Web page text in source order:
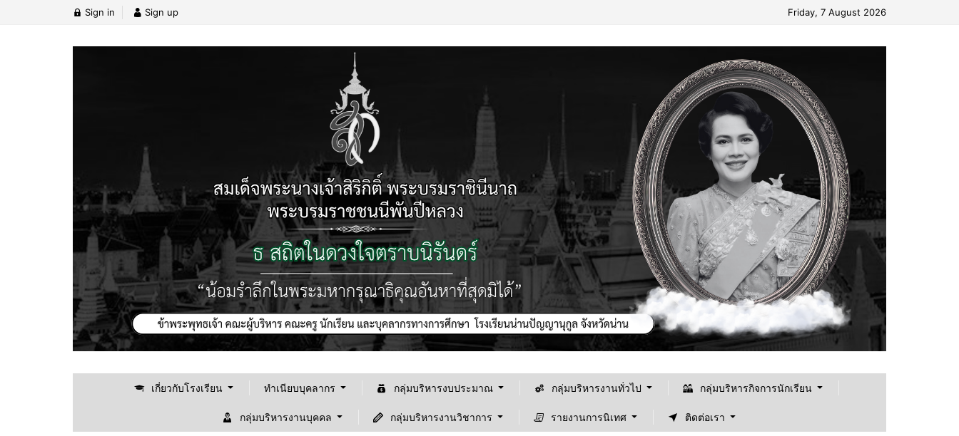
Sign in Sign up Friday, 7 August 2026
เกี่ยวกับโรงเรียน ทำเนียบบุคลากร กลุ่มบริหารงบประมาณ กลุ่มบริหารงานทั่วไป กลุ่มบริหารกิจการนักเรียน
กลุ่มบริหารงานบุคคล กลุ่มบริหารงานวิชาการ รายงานการนิเทศ ติดต่อเรา